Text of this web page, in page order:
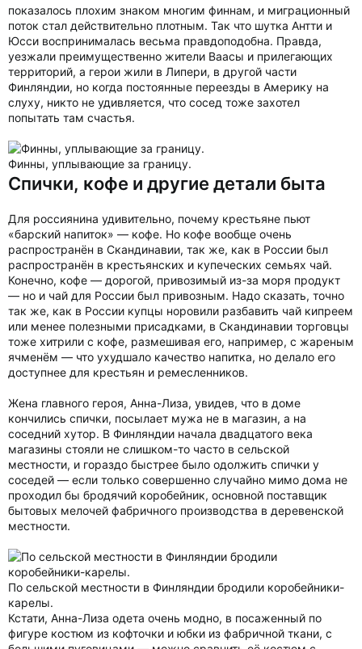
показалось плохим знаком многим финнам, и миграционный
поток стал действительно плотным. Так что шутка Антти и
Юсси воспринималась весьма правдоподобна. Правда,
уезжали преимущественно жители Ваасы и прилегающих
территорий, а герои жили в Липери, в другой части
Финляндии, но когда постоянные переезды в Америку на
слуху, никто не удивляется, что сосед тоже захотел
попытать там счастья.
Финны, уплывающие за границу.
Спички, кофе и другие детали быта
Для россиянина удивительно, почему крестьяне пьют
«барский напиток» — кофе. Но кофе вообще очень
распространён в Скандинавии, так же, как в России был
распространён в крестьянских и купеческих семьях чай.
Конечно, кофе — дорогой, привозимый из-за моря продукт
— но и чай для России был привозным. Надо сказать, точно
так же, как в России купцы норовили разбавить чай кипреем
или менее полезными присадками, в Скандинавии торговцы
тоже хитрили с кофе, размешивая его, например, с жареным
ячменём — что ухудшало качество напитка, но делало его
доступнее для крестьян и ремесленников.
Жена главного героя, Анна-Лиза, увидев, что в доме
кончились спички, посылает мужа не в магазин, а на
соседний хутор. В Финляндии начала двадцатого века
магазины стояли не слишком-то часто в сельской
местности, и гораздо быстрее было одолжить спички у
соседей — если только совершенно случайно мимо дома не
проходил бы бродячий коробейник, основной поставщик
бытовых мелочей фабричного производства в деревенской
местности.
По сельской местности в Финляндии бродили коробейники-
карелы.
Кстати, Анна-Лиза одета очень модно, в посаженный по
фигуре костюм из кофточки и юбки из фабричной ткани, с